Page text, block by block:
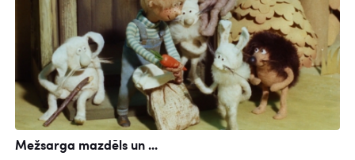
Mežsarga mazdēls un ...